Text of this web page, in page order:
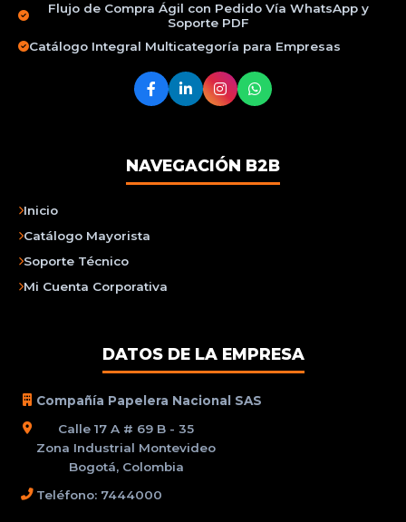
Flujo de Compra Ágil con Pedido Vía WhatsApp y
Soporte PDF
Catálogo Integral Multicategoría para Empresas
NAVEGACIÓN B2B
Inicio
Catálogo Mayorista
Soporte Técnico
Mi Cuenta Corporativa
DATOS DE LA EMPRESA
Compañía Papelera Nacional SAS
Calle 17 A # 69 B - 35
Zona Industrial Montevideo
Bogotá, Colombia
Teléfono: 7444000